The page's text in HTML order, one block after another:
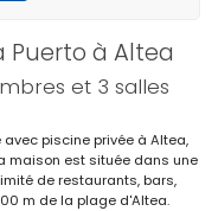
Puerto à Altea
et 3 salles
piscine privée à Altea,
maison est située dans une
de restaurants, bars,
m de la plage d'Altea.